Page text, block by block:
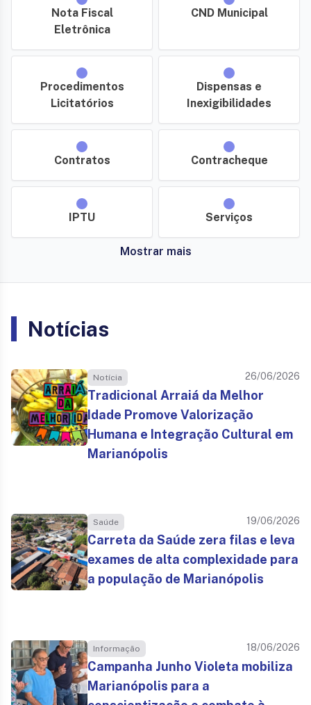
Nota Fiscal
Eletrônica
CND Municipal
Procedimentos
Licitatórios
Dispensas e
Inexigibilidades
Contratos Contracheque
IPTU Serviços
Mostrar mais
Notícias
Notícia 26/06/2026
Tradicional Arraiá da Melhor
Idade Promove Valorização
Humana e Integração Cultural em
Marianópolis
Saúde 19/06/2026
Carreta da Saúde zera filas e leva
exames de alta complexidade para
a população de Marianópolis
Informação 18/06/2026
Campanha Junho Violeta mobiliza
Marianópolis para a